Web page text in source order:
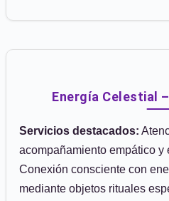
Energía Celestial
Servicios destacados:
acompañamiento empático y
Conexión consciente con
mediante objetos rituales